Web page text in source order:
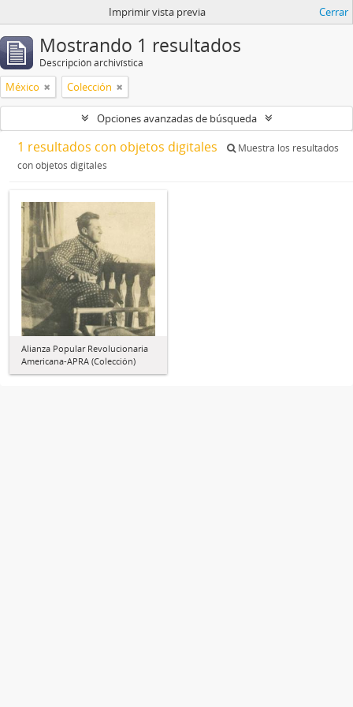
Imprimir vista previa Cerrar
Mostrando 1 resultados
Descripción archivística
México Colección
Opciones avanzadas de búsqueda
1 resultados con objetos digitales
Muestra los resultados
con objetos digitales
Alianza Popular Revolucionaria
Americana-APRA (Colección)